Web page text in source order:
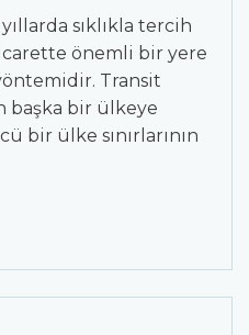
sıklıkla tercih
önemli bir yere
Transit
başka bir ülkeye
bir ülke sınırlarının